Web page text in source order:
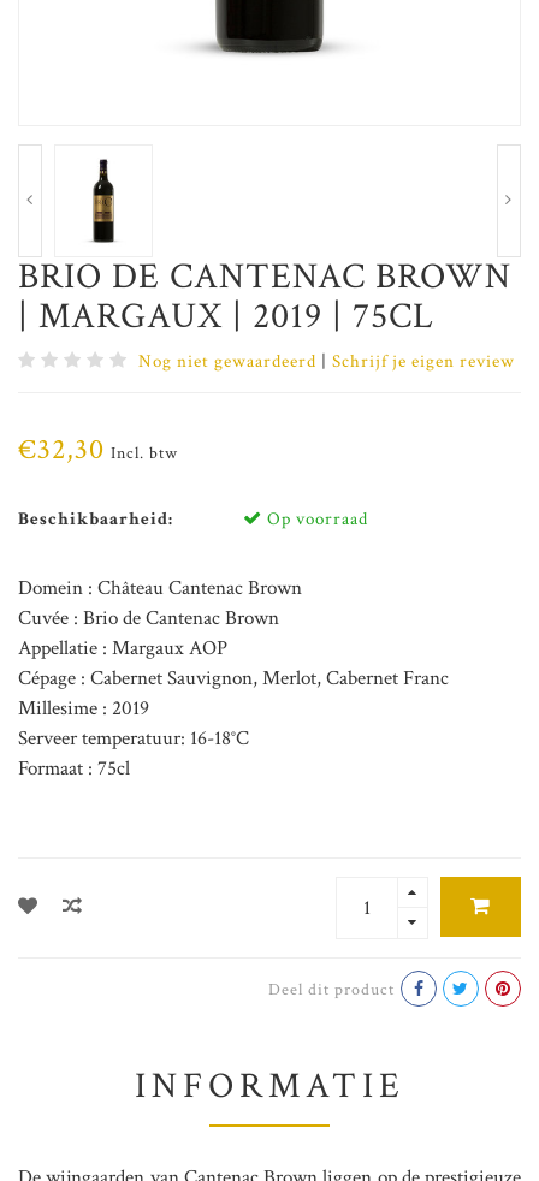
BRIO DE CANTENAC BROWN
| MARGAUX | 2019 | 75CL
Nog niet gewaardeerd | Schrijf je eigen review
€32,30 Incl. btw
Beschikbaarheid: Op voorraad
Domein : Château Cantenac Brown
Cuvée : Brio de Cantenac Brown
Appellatie : Margaux AOP
Cépage : Cabernet Sauvignon, Merlot, Cabernet Franc
Millesime : 2019
Serveer temperatuur: 16-18°C
Formaat : 75cl
Deel dit product
INFORMATIE